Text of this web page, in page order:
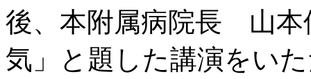
後、本附属病院長 山本
気」と題した講演をい